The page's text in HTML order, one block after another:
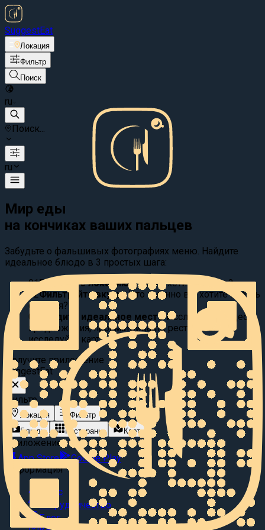
SuggestEat
Локация
Фильтр
Поиск
ru
Поиск...
ru
Мир еды
на кончиках ваших пальцев
Забудьте о фальшивых фотографиях меню. Найдите
идеальное блюдо в 3 простых шага:
01Выберите локацию:
Где вы хотите поесть?
02Фильтруйте вкусы: Что именно вы хотите съесть
сегодня?
03
Найдите идеальное место Исследуйте видео
предложения, просматривайте рестораны или
исследуйте карту.
Получите приложение
SuggestEat
Фильтр
Локация
Фильтр
Блюда
Рестораны Карта
Приложение
App Store
Google Play
Информация
О нас
Сотрудничество
Блог